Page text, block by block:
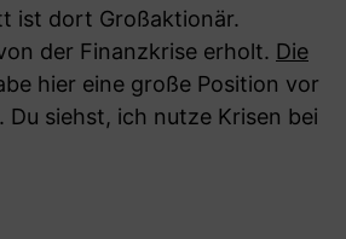
ist dort Großaktionär.
der Finanzkrise erholt. Die
hier eine große Position vor
siehst, ich nutze Krisen bei